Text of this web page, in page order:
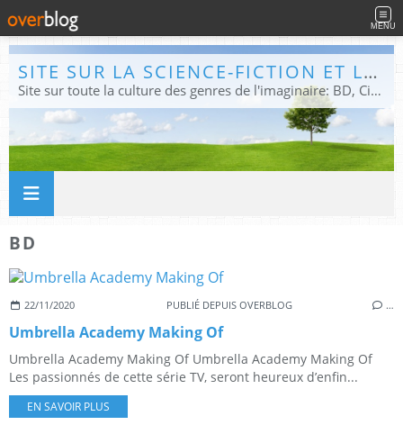
MENU
SITE SUR LA SCIENCE-FICTION ET LE FANTASTIQUE
Site sur toute la culture des genres de l'imaginaire: BD, Cinéma, Livre, Jeux, Théâtre. Présent dans les principaux festivals de film fantastique e de science-fiction, salons et conventions.
BD
22/11/2020 PUBLIÉ DEPUIS OVERBLOG …
Umbrella Academy Making Of
Umbrella Academy Making Of Umbrella Academy Making Of
Les passionnés de cette série TV, seront heureux d’enfin...
EN SAVOIR PLUS